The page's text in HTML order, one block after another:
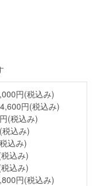
円(税込み)
円(税込み)
(税込み)
込み)
込み)
込み)
込み)
円(税込み)